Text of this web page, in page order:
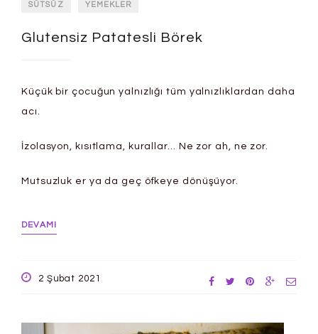
SÜTSÜZ YEMEKLER
Glutensiz Patatesli Börek
Küçük bir çocuğun yalnızlığı tüm yalnızlıklardan daha
acı.
İzolasyon, kısıtlama, kurallar… Ne zor ah, ne zor.
Mutsuzluk er ya da geç öfkeye dönüşüyor.
DEVAMI
2 Şubat 2021